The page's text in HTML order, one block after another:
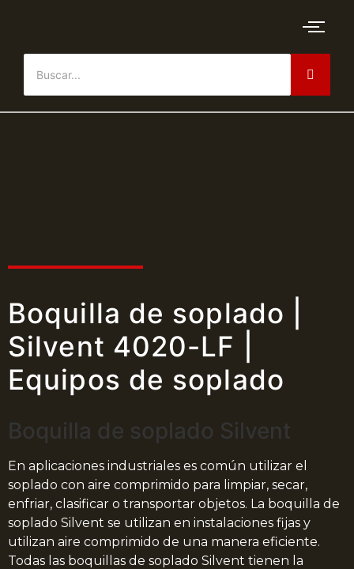
Boquilla de soplado |
Silvent 4020-LF |
Equipos de soplado
Boquilla de soplado Silvent
En aplicaciones industriales es común utilizar el
soplado con aire comprimido para limpiar, secar,
enfriar, clasificar o transportar objetos. La boquilla de
soplado Silvent se utilizan en instalaciones fijas y
utilizan aire comprimido de una manera eficiente.
Todas las boquillas de soplado Silvent tienen la